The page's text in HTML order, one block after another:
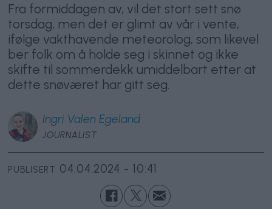
Fra formiddagen av, vil det stort sett snø
torsdag, men det er glimt av vår i vente,
ifølge vakthavende meteorolog, som likevel
ber folk om å holde seg i skinnet og ikke
skifte til sommerdekk umiddelbart etter at
dette snøværet har gitt seg.
Ingri Valen Egeland
JOURNALIST
PUBLISERT 04.04.2024 - 10:41